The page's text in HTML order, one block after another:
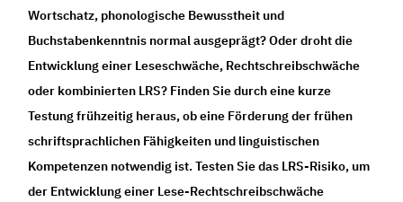
Wortschatz, phonologische Bewusstheit und
Buchstabenkenntnis normal ausgeprägt? Oder droht die
Entwicklung einer Leseschwäche, Rechtschreibschwäche
oder kombinierten LRS? Finden Sie durch eine kurze
Testung frühzeitig heraus, ob eine Förderung der frühen
schriftsprachlichen Fähigkeiten und linguistischen
Kompetenzen notwendig ist. Testen Sie das LRS-Risiko, um
der Entwicklung einer Lese-Rechtschreibschwäche